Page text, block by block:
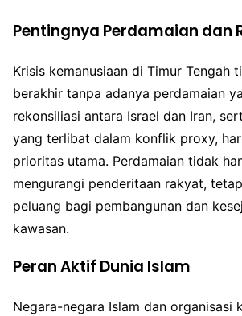
Pentingnya Perdamaian dan
Krisis kemanusiaan di Timur Tengah
berakhir tanpa adanya perdamaian
rekonsiliasi antara Israel dan Iran,
yang terlibat dalam konflik proxy,
prioritas utama. Perdamaian tidak
mengurangi penderitaan rakyat,
peluang bagi pembangunan dan
kawasan.
Peran Aktif Dunia Islam
Negara-negara Islam dan organisasi